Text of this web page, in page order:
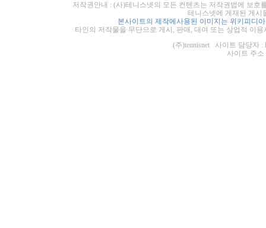
저작권안내 : (사)테니스넷의 모든 컨텐츠는 저작권법에 보
테니스넷에 게재된 게시
본사이트의 제작에사용된 이미지는 위키피디
타인의 저작물을 무단으로 게시, 판매, 대여 또는 상업적 이
(주)tennisnet 사이트 담당자 :
사이트 주